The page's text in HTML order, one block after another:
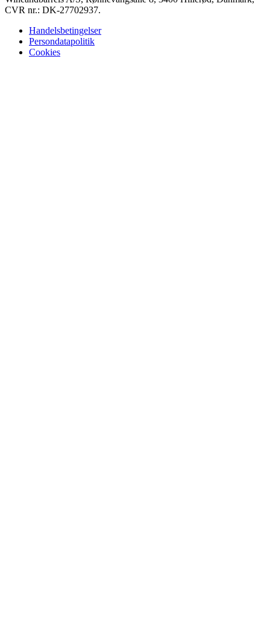
CVR nr.: DK-27702937.
Handelsbetingelser
Persondatapolitik
Cookies